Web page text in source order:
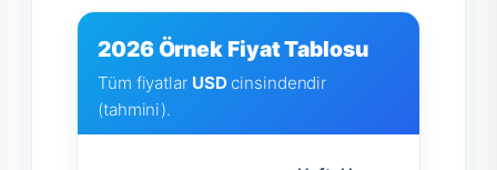
2026 Örnek Fiyat Tablosu
Tüm fiyatlar USDcinsindendir
(tahmini).